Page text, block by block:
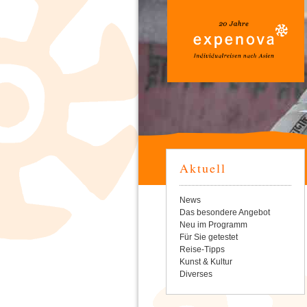
Aktuell
Navigation
überspringen
News
Das besondere Angebot
Neu im Programm
Für Sie getestet
Reise-Tipps
Kunst & Kultur
Diverses